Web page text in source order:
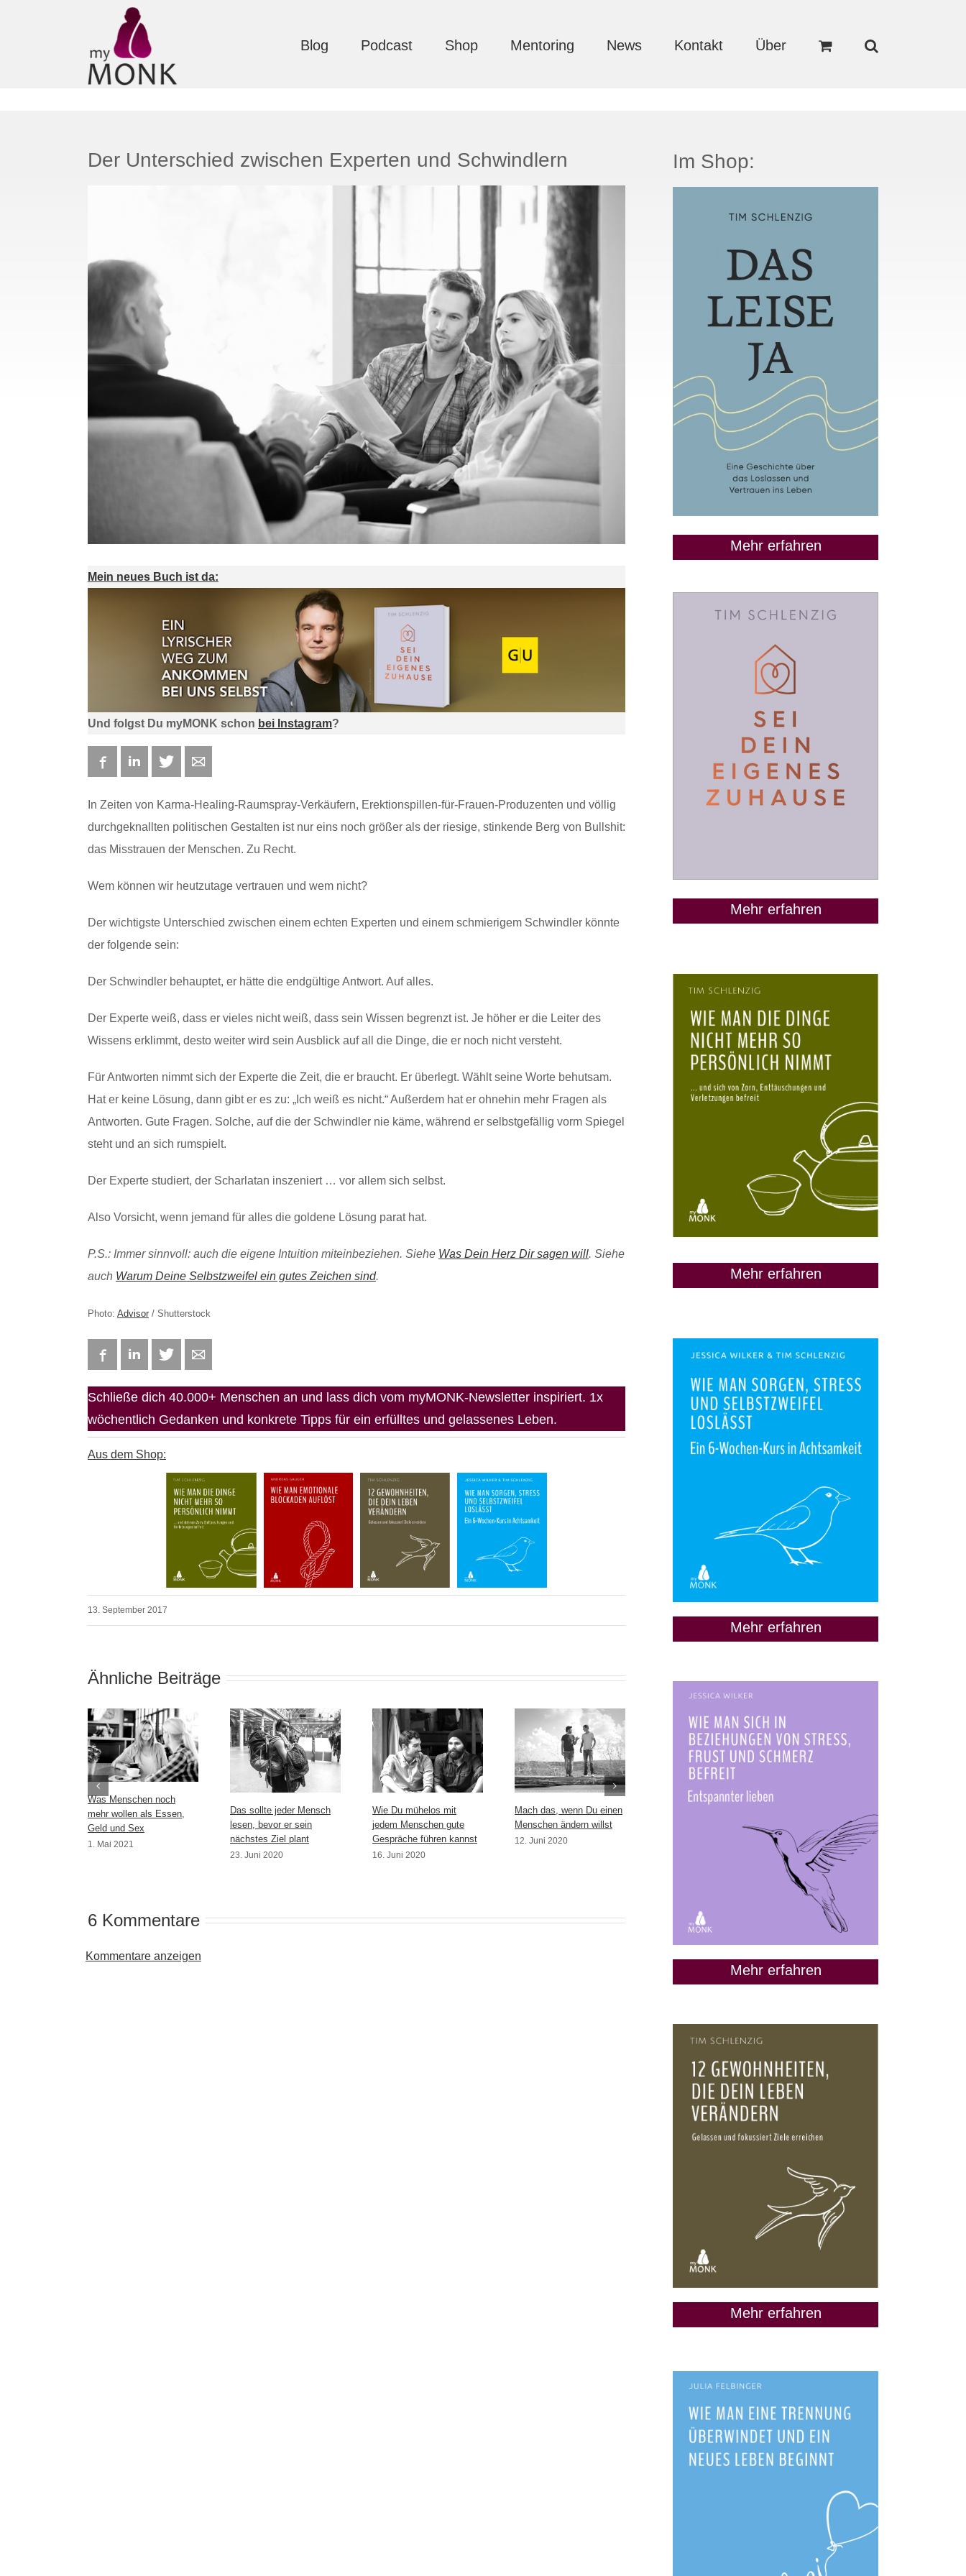
Blog Podcast Shop Mentoring News Kontakt Über
Der Unterschied zwischen Experten und Schwindlern
Mein neues Buch ist da:
Und folgst Du myMONK schon bei Instagram?
FacebookLinkedIn Twitter
In Zeiten von Karma-Healing-Raumspray-Verkäufern, Erektionspillen-für-Frauen-Produzenten und völlig
durchgeknallten politischen Gestalten ist nur eins noch größer als der riesige, stinkende Berg von Bullshit:
das Misstrauen der Menschen. Zu Recht.
Wem können wir heutzutage vertrauen und wem nicht?
Der wichtigste Unterschied zwischen einem echten Experten und einem schmierigem Schwindler könnte
der folgende sein:
Der Schwindler behauptet, er hätte die endgültige Antwort. Auf alles.
Der Experte weiß, dass er vieles nicht weiß, dass sein Wissen begrenzt ist. Je höher er die Leiter des
Wissens erklimmt, desto weiter wird sein Ausblick auf all die Dinge, die er noch nicht versteht.
Für Antworten nimmt sich der Experte die Zeit, die er braucht. Er überlegt. Wählt seine Worte behutsam.
Hat er keine Lösung, dann gibt er es zu: „Ich weiß es nicht.“ Außerdem hat er ohnehin mehr Fragen als
Antworten. Gute Fragen. Solche, auf die der Schwindler nie käme, während er selbstgefällig vorm Spiegel
steht und an sich rumspielt.
Der Experte studiert, der Scharlatan inszeniert … vor allem sich selbst.
Also Vorsicht, wenn jemand für alles die goldene Lösung parat hat.
P.S.: Immer sinnvoll: auch die eigene Intuition miteinbeziehen. Siehe Was Dein Herz Dir sagen will. Siehe
auch Warum Deine Selbstzweifel ein gutes Zeichen sind.
Photo: Advisor / Shutterstock
FacebookLinkedIn Twitter
Schließe dich 40.000+ Menschen an und lass dich vom myMONK-Newsletter inspiriert. 1x
wöchentlich Gedanken und konkrete Tipps für ein erfülltes und gelassenes Leben.
Aus dem Shop:
13. September 2017
Ähnliche Beiträge
Was Menschen noch
mehr wollen als Essen,
Geld und Sex
1. Mai 2021
Das sollte jeder Mensch
lesen, bevor er sein
nächstes Ziel plant
23. Juni 2020
Wie Du mühelos mit
jedem Menschen gute
Gespräche führen kannst
16. Juni 2020
Mach das, wenn Du einen
Menschen ändern willst
12. Juni 2020
bleiben“: Wann das keine
6 Kommentare
Kommentare anzeigen
Im Shop:
Mehr erfahren
Mehr erfahren
Mehr erfahren
Mehr erfahren
Mehr erfahren
Mehr erfahren